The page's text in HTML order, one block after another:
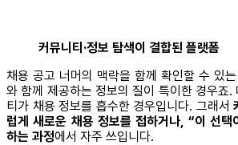
커뮤니티·정보 탐색이 결합된 플랫폼
채용 공고 너머의 맥락을 함께 확인할 수 있
와 함께 제공하는 정보의 질이 특이한 경우죠.
티가 채용 정보를 흡수한 경우입니다. 그래서
럽게 새로운 채용 정보를 접하거나, “이 선택
하는 과정에서 자주 쓰입니다.